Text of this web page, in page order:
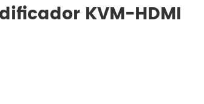
KVM-HDMI